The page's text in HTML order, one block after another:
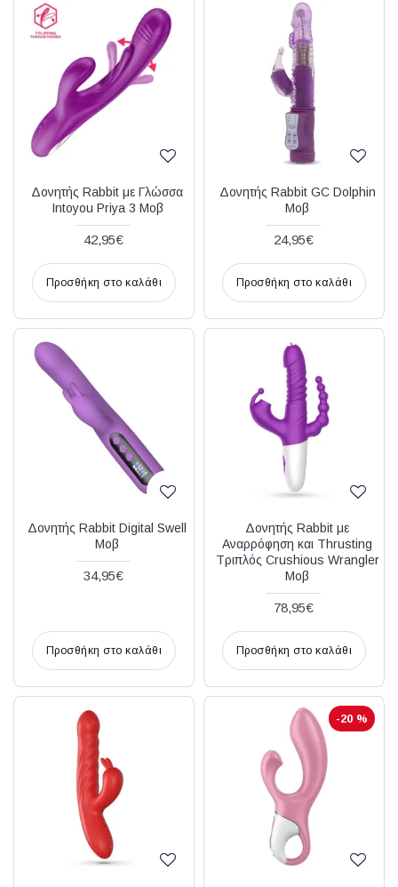
Δονητής Rabbit με Γλώσσα
Intoyou Priya 3 Μοβ
42,95€
Προσθήκη στο καλάθι
Δονητής Rabbit GC Dolphin
Μοβ
24,95€
Προσθήκη στο καλάθι
Δονητής Rabbit Digital Swell
Μοβ
34,95€
Προσθήκη στο καλάθι
Δονητής Rabbit με
Αναρρόφηση και Thrusting
Τριπλός Crushious Wrangler
Μοβ
78,95€
Προσθήκη στο καλάθι
-20 %